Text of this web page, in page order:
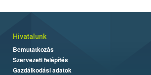
Hivatalunk
Bemutatkozás
Szervezeti felépítés
Gazdálkodási adatok